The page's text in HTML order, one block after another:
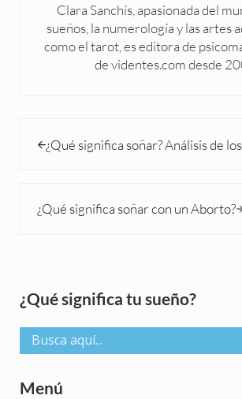
Clara Sanchís, apasionada del
sueños, la numerología y las artes
como el tarot, es editora de
de videntes.com desde
¿Qué significa soñar? Análisis de
¿Qué significa soñar con un Aborto?
Sidebar
¿Qué significa tu sueño?
Menú